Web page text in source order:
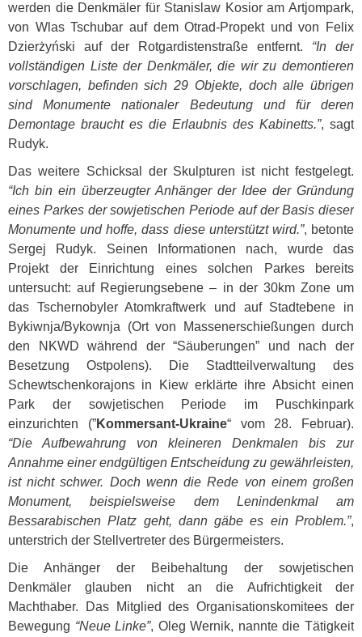
werden die Denkmäler für Stanislaw Kosior am Artjompark,
von Wlas Tschubar auf dem Otrad-Propekt und von Felix
Dzierżyński auf der Rotgardistenstraße entfernt. “In der
vollständigen Liste der Denkmäler, die wir zu demontieren
vorschlagen, befinden sich 29 Objekte, doch alle übrigen
sind Monumente nationaler Bedeutung und für deren
Demontage braucht es die Erlaubnis des Kabinetts.”, sagt
Rudyk.
Das weitere Schicksal der Skulpturen ist nicht festgelegt.
“Ich bin ein überzeugter Anhänger der Idee der Gründung
eines Parkes der sowjetischen Periode auf der Basis dieser
Monumente und hoffe, dass diese unterstützt wird.”, betonte
Sergej Rudyk. Seinen Informationen nach, wurde das
Projekt der Einrichtung eines solchen Parkes bereits
untersucht: auf Regierungsebene – in der 30km Zone um
das Tschernobyler Atomkraftwerk und auf Stadtebene in
Bykiwnja/Bykownja (Ort von Massenerschießungen durch
den
NKWD während der “Säuberungen” und nach der
Besetzung Ostpolens). Die Stadtteilverwaltung des
Schewtschenkorajons in Kiew erklärte ihre Absicht einen
Park der sowjetischen Periode im Puschkinpark
einzurichten (”Kommersant-Ukraine“ vom 28. Februar).
“Die Aufbewahrung von kleineren Denkmalen bis zur
Annahme einer endgültigen Entscheidung zu gewährleisten,
ist nicht schwer. Doch wenn die Rede von einem großen
Monument, beispielsweise dem Lenindenkmal am
Bessarabischen Platz geht, dann gäbe es ein Problem.”,
unterstrich der Stellvertreter des Bürgermeisters.
Die Anhänger der Beibehaltung der sowjetischen
Denkmäler glauben nicht an die Aufrichtigkeit der
Machthaber. Das Mitglied des Organisationskomitees der
Bewegung “Neue Linke”, Oleg Wernik, nannte die Tätigkeit